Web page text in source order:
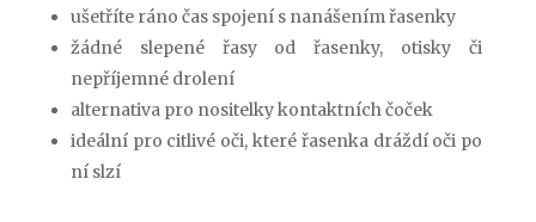
ušetříte ráno čas spojení s nanášením řasenky
žádné slepené řasy od řasenky, otisky či
nepříjemné drolení
alternativa pro nositelky kontaktních čoček
ideální pro citlivé oči, které řasenka dráždí oči po
ní slzí